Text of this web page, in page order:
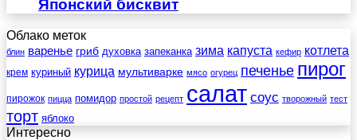
Японский бисквит
Облако меток
блин варенье гриб духовка запеканка зима капуста кефир котлета
крем куриный курица мультиварке мясо огурец печенье пирог
пирожок пицца помидор простой рецепт салат соус творожный тест
торт яблоко
Интересно